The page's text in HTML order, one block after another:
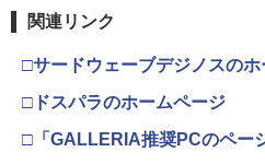
3
B-C ケーブ
3
ナル三方背
(オリジナ
カー特典:【
り来たる！
ボード付)
関連リンク
□サードウェーブデジノスのホ
□ドスパラのホームページ
□「GALLERIA推奨PCのペー